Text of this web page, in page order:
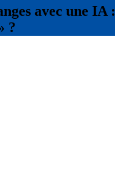
avec une
?